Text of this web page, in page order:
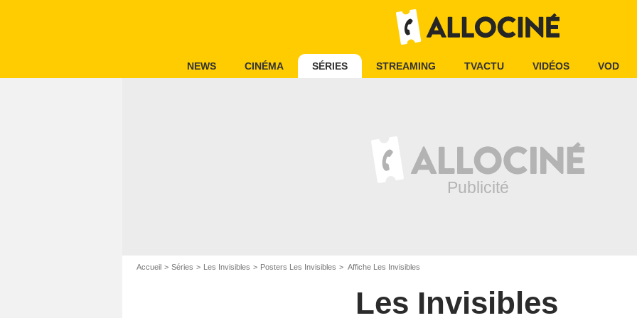
NEWS CINÉMA SÉRIES STREAMING TVACTU VIDÉOS VOD
Accueil Séries Les Invisibles Posters Les Invisibles Affiche Les Invisibles
Les Invisibles